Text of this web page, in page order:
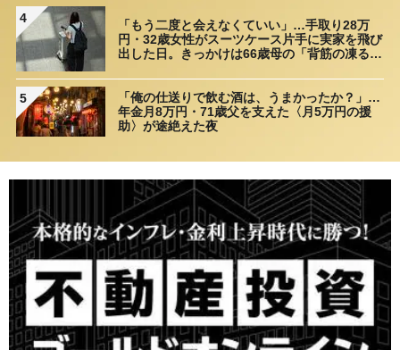
4
「もう二度と会えなくていい」…手取り28万
円・32歳女性がスーツケース片手に実家を飛び
出した日。きっかけは66歳母の「背筋の凍る一
5
「俺の仕送りで飲む酒は、うまかったか？」…
年金月8万円・71歳父を支えた〈月5万円の援
助〉が途絶えた夜